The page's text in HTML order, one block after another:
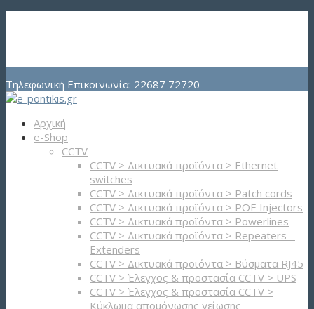
Tηλεφωνική Επικοινωνία: 22687 72720
Αρχική
e-Shop
CCTV
CCTV > Δικτυακά προϊόντα > Ethernet
switches
CCTV > Δικτυακά προϊόντα > Patch cords
CCTV > Δικτυακά προϊόντα > POE Injectors
CCTV > Δικτυακά προϊόντα > Powerlines
CCTV > Δικτυακά προϊόντα > Repeaters –
Extenders
CCTV > Δικτυακά προϊόντα > Βύσματα RJ45
CCTV > Έλεγχος & προστασία CCTV > UPS
CCTV > Έλεγχος & προστασία CCTV >
Κύκλωμα απομόνωσης γείωσης